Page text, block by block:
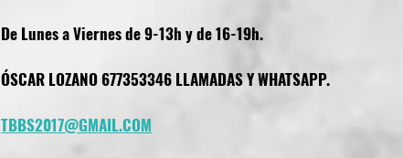
De Lunes a Viernes de 9-13h y de 16-19h.
ÓSCAR LOZANO 677353346 LLAMADAS Y WHATSAPP.
TBBS2017@GMAIL.COM